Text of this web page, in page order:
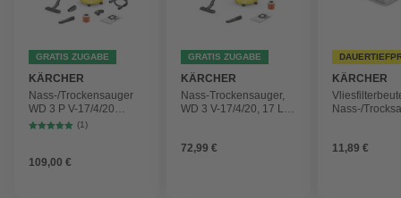
GRATIS ZUGABE
KÄRCHER
Nass-/Trockensauger
WD 3 P V-17/4/20
Workshop mit
(1)
109,00 €
GRATIS ZUGABE
KÄRCHER
Nass-Trockensauger,
WD 3 V-17/4/20, 17 L,
72,99 €
KÄRCHER
Nass-/
4 Stück
11,89 €